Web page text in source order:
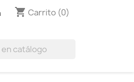
shopping_cart Carrito (0)